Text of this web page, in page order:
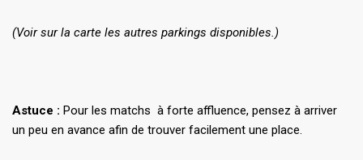
(Voir sur la carte les autres parkings disponibles.)
Astuce : Pour les matchs à forte affluence, pensez à arriver
un peu en avance afin de trouver facilement une place.